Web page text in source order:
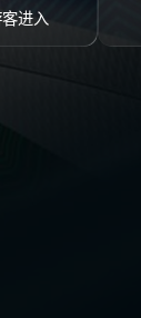
进入